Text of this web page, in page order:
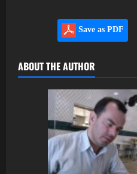
Save as PDF
ABOUT THE AUTHOR